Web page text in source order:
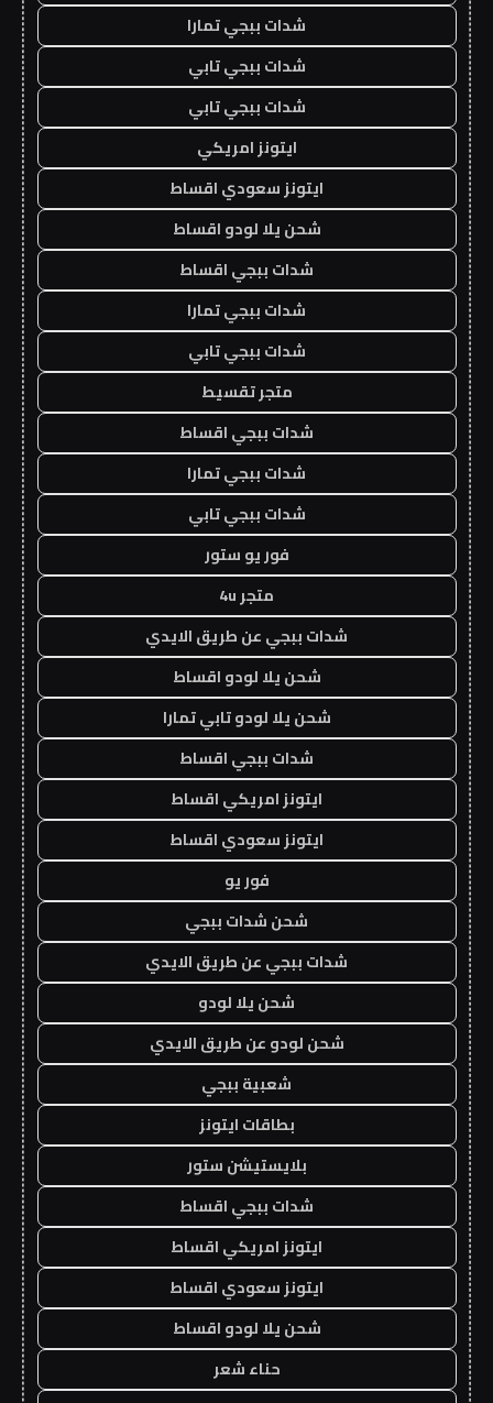
شدات ببجي تمارا
شدات ببجي تابي
شدات ببجي تابي
ايتونز امريكي
ايتونز سعودي اقساط
شحن يلا لودو اقساط
شدات ببجي اقساط
شدات ببجي تمارا
شدات ببجي تابي
متجر تقسيط
شدات ببجي اقساط
شدات ببجي تمارا
شدات ببجي تابي
فور يو ستور
متجر 4u
شدات ببجي عن طريق الايدي
شحن يلا لودو اقساط
شحن يلا لودو تابي تمارا
شدات ببجي اقساط
ايتونز امريكي اقساط
ايتونز سعودي اقساط
فور يو
شحن شدات ببجي
شدات ببجي عن طريق الايدي
شحن يلا لودو
شحن لودو عن طريق الايدي
شعبية ببجي
بطاقات ايتونز
بلايستيشن ستور
شدات ببجي اقساط
ايتونز امريكي اقساط
ايتونز سعودي اقساط
شحن يلا لودو اقساط
حناء شعر